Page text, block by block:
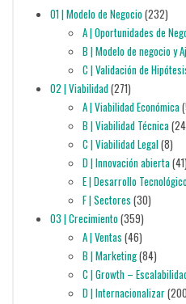
01 | Modelo de Negocio(232)
A | Oportunidades de
B | Modelo de negocio y
C | Validación de
02 | Viabilidad(271)
A | Viabilidad Económica
B | Viabilidad Técnica
C | Viabilidad Legal(8)
D | Innovación abierta(41)
E | Desarrollo
F | Sectores (30)
03 | Crecimiento(359)
A | Ventas (46)
B | Marketing(84)
C | Growth –
D | Internacionalizar